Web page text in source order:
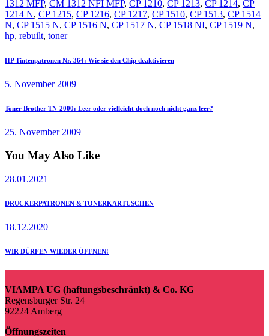
1312 MFP, CM 1312 NFI MFP, CP 1210, CP 1213, CP 1214, CP
1214 N, CP 1215, CP 1216, CP 1217, CP 1510, CP 1513, CP 1514
N, CP 1515 N, CP 1516 N, CP 1517 N, CP 1518 NI, CP 1519 N,
hp, rebuilt, toner
Beitragsnavigation
Previous
HP Tintenpatronen Nr. 364: Wie sie den Chip deaktivieren
5. November 2009
Next
Toner Brother TN-2000: Leer oder vielleicht doch noch nicht ganz leer?
25. November 2009
You May Also Like
28.01.2021
DRUCKERPATRONEN & TONERKARTUSCHEN
18.12.2020
WIR DÜRFEN WIEDER ÖFFNEN!
VIAMPA UG (haftungsbeschränkt) & Co. KG
Regensburger Str. 24
92224 Amberg
Öffnungszeiten